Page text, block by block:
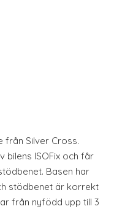
från Silver Cross.
bilens ISOFix och får
Basen har
stödbenet är korrekt
från nyfödd upp till 3